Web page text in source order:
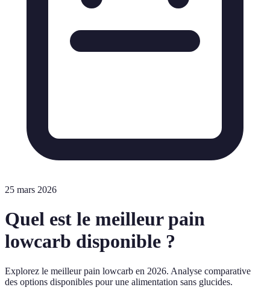
25 mars 2026
Quel est le meilleur pain
lowcarb disponible ?
Explorez le meilleur pain lowcarb en 2026. Analyse comparative
des options disponibles pour une alimentation sans glucides.